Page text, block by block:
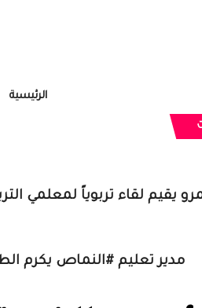
الرئيسية
يقيم لقاء تربوياً لمعلمي
مدير تعليم #النماص يكرم